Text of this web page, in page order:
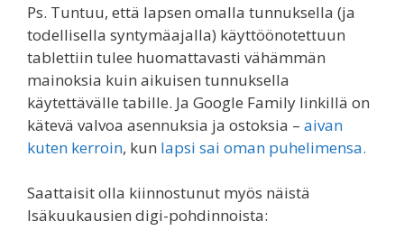
Ps. Tuntuu, että lapsen omalla tunnuksella (ja
todellisella syntymäajalla) käyttöönotettuun
tablettiin tulee huomattavasti vähämmän
mainoksia kuin aikuisen tunnuksella
käytettävälle tabille. Ja Google Family linkillä on
kätevä valvoa asennuksia ja ostoksia – aivan
kuten kerroin, kun lapsi sai oman puhelimensa.
Saattaisit olla kiinnostunut myös näistä
Isäkuukausien digi-pohdinnoista: